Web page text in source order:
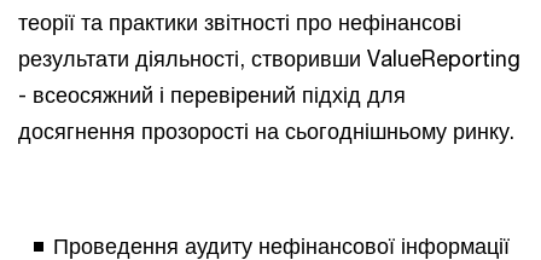
теорії та практики звітності про нефінансові
результати діяльності, створивши ValueReporting
- всеосяжний і перевірений підхід для
досягнення прозорості на сьогоднішньому ринку.
Проведення аудиту нефінансової інформації